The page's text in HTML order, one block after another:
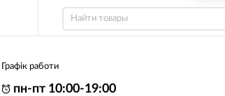
Графік работи
пн-пт 10:00-19:00